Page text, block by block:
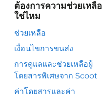
ต้องการความช่วยเหลือ
ใช่ไหม
ช่วยเหลือ
เงื่อนไขการขนส่ง
การดูแลและช่วยเหลือผู้
โดยสารพิเศษจาก Scoot
ค่าโดยสารและค่า